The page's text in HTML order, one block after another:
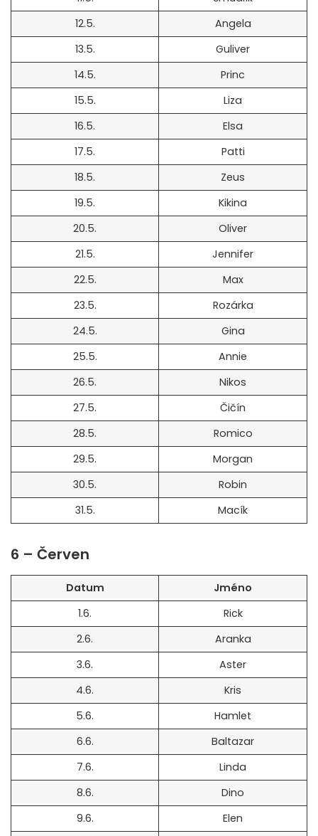
12.5.
Angela
13.5.
Guliver
14.5.
Princ
15.5.
Liza
16.5.
Elsa
17.5.
Patti
18.5.
Zeus
19.5.
Kikina
20.5.
Oliver
21.5.
Jennifer
22.5.
Max
23.5.
Rozárka
24.5.
Gina
25.5.
Annie
26.5.
Nikos
27.5.
Čičín
28.5.
Romico
29.5.
Morgan
30.5.
Robin
31.5.
Macík
6 – Červen
Datum
Jméno
1.6.
Rick
2.6.
Aranka
3.6.
Aster
4.6.
Kris
5.6.
Hamlet
6.6.
Baltazar
7.6.
Linda
8.6.
Dino
9.6.
Elen